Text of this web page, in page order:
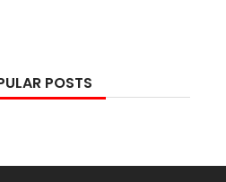
POSTS